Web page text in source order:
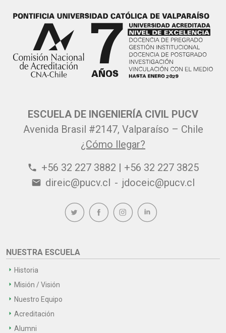
ESCUELA DE INGENIERÍA CIVIL PUCV
Avenida Brasil #2147, Valparaíso – Chile
¿Cómo llegar?
phone +56 32 227 3882 | +56 32 227 3825
email direic@pucv.cl - jdoceic@pucv.cl
NUESTRA ESCUELA
Historia
Misión / Visión
Nuestro Equipo
Acreditación
Alumni